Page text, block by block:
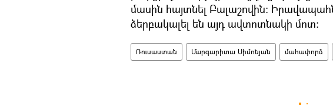
մասին հայտնել Բալաշովին։
ձերբակալել են այդ ավտոտնակի մոտ։
Ռուսաստան Մարգարիտա Սիմոնյան մահափորձ